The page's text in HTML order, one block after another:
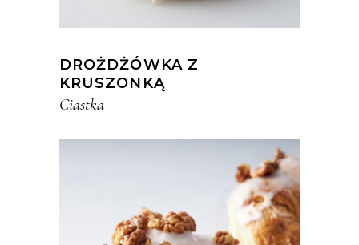
DROŻDŻÓWKA Z
KRUSZONKĄ
Ciastka